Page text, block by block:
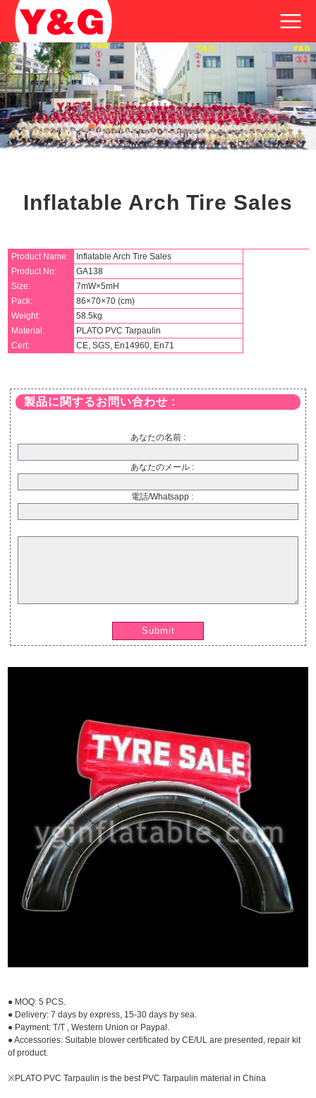
Inflatable Arch Tire Sales
Product Name:
Inflatable Arch Tire Sales
Product No:
GA138
Size:
7mW×5mH
Pack:
86×70×70 (cm)
Weight:
58.5kg
Material:
PLATO PVC Tarpaulin
Cert:
CE, SGS, En14960, En71
製品に関するお問い合わせ :
あなたの名前 :
あなたのメール :
電話/Whatsapp :
Submit
● MOQ: 5 PCS.
● Delivery: 7 days by express, 15-30 days by sea.
● Payment: T/T , Western Union or Paypal.
● Accessories: Suitable blower certificated by CE/UL are presented, repair kit
of product.
※PLATO PVC Tarpaulin is the best PVC Tarpaulin material in China